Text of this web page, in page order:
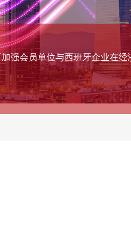
强会员单位与西班牙企业在